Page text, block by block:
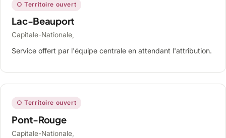
○ Territoire ouvert
Lac-Beauport
Capitale-Nationale,
Service offert par l'équipe centrale en attendant l'attribution.
○ Territoire ouvert
Pont-Rouge
Capitale-Nationale,